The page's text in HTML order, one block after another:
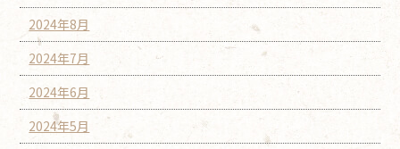
2024年8月
2024年7月
2024年6月
2024年5月